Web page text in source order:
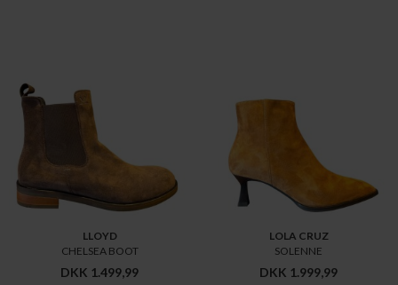
LLOYD
CHELSEA BOOT
DKK 1.499,99
LOLA CRUZ
SOLENNE
DKK 1.999,99